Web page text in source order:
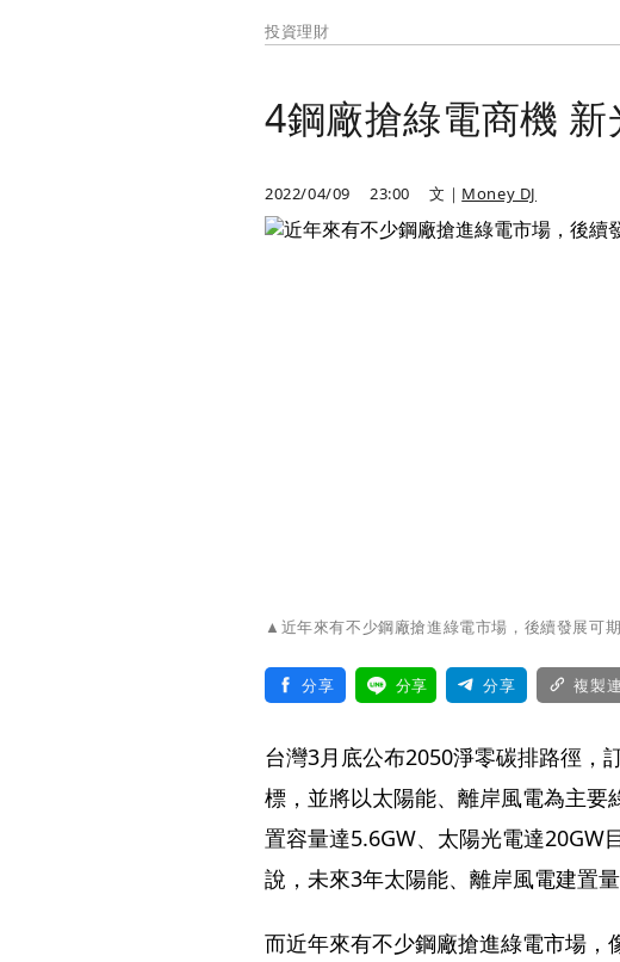
投資理財
4鋼廠搶綠電商機
2022/04/09 23:00 文｜ Money DJ
▲近年來有不少鋼廠搶進綠電市場，後續發展可
分享 分享 分享 複製
台灣3月底公布2050淨零碳排路徑，
標，並將以太陽能、離岸風電為主
置容量達5.6GW、太陽光電達20GW
說，未來3年太陽能、離岸風電建置
而近年來有不少鋼廠搶進綠電市場，